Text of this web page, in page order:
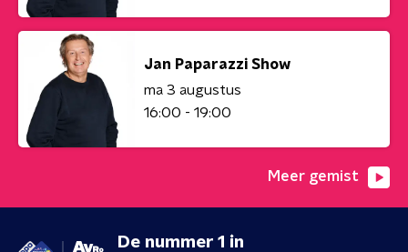
Jan Paparazzi Show
ma 3 augustus
16:00 - 19:00
Meer gemist
De nummer 1 in